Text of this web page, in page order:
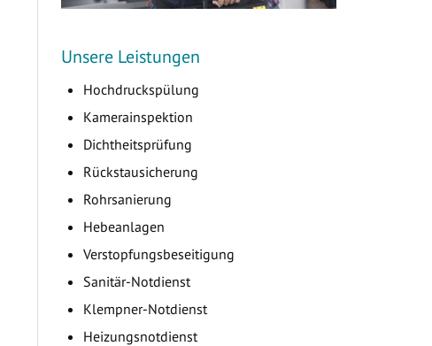
Unsere Leistungen
Hochdruckspülung
Kamerainspektion
Dichtheitsprüfung
Rückstausicherung
Rohrsanierung
Hebeanlagen
Verstopfungsbeseitigung
Sanitär-Notdienst
Klempner-Notdienst
Heizungsnotdienst